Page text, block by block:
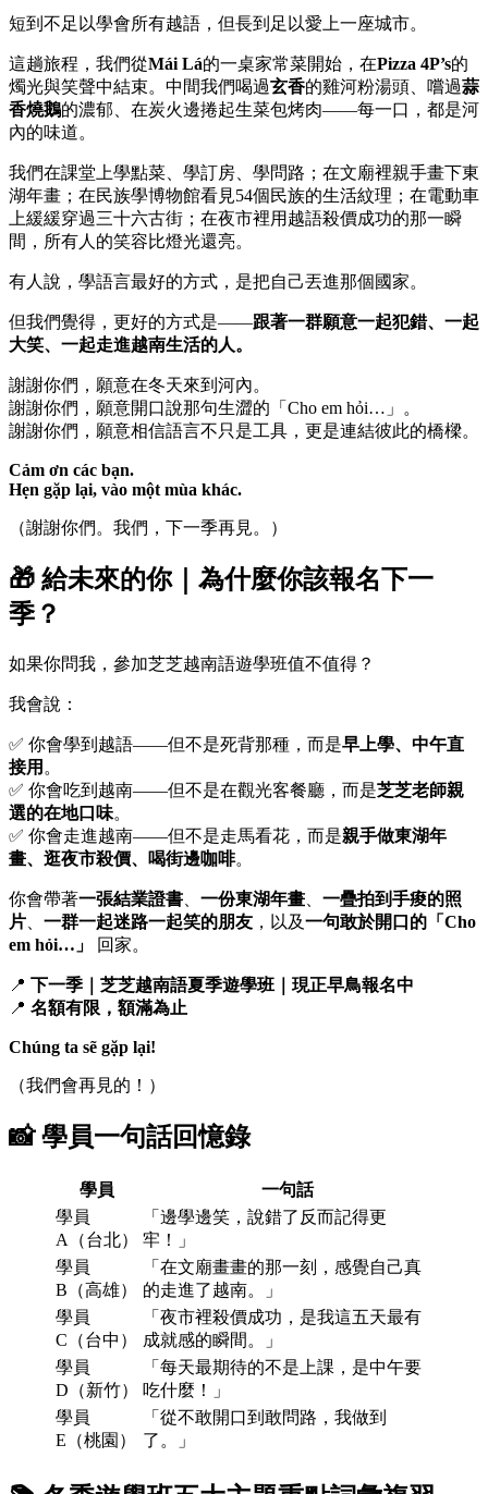
短到不足以學會所有越語，但長到足以愛上一座城市。
這趟旅程，我們從Mái Lá的一桌家常菜開始，在Pizza 4P’s的
燭光與笑聲中結束。中間我們喝過玄香的雞河粉湯頭、嚐過蒜
香燒鵝的濃郁、在炭火邊捲起生菜包烤肉——每一口，都是河
內的味道。
我們在課堂上學點菜、學訂房、學問路；在文廟裡親手畫下東
湖年畫；在民族學博物館看見54個民族的生活紋理；在電動車
上緩緩穿過三十六古街；在夜市裡用越語殺價成功的那一瞬
間，所有人的笑容比燈光還亮。
有人說，學語言最好的方式，是把自己丟進那個國家。
但我們覺得，更好的方式是——跟著一群願意一起犯錯、一起
大笑、一起走進越南生活的人。
謝謝你們，願意在冬天來到河內。
謝謝你們，願意開口說那句生澀的「Cho em hỏi…」。
謝謝你們，願意相信語言不只是工具，更是連結彼此的橋樑。
Cảm ơn các bạn.
Hẹn gặp lại, vào một mùa khác.
（謝謝你們。我們，下一季再見。）
🎁 給未來的你｜為什麼你該報名下一
季？
如果你問我，參加芝芝越南語遊學班值不值得？
我會說：
✅ 你會學到越語——但不是死背那種，而是早上學、中午直
接用 。
✅ 你會吃到越南——但不是在觀光客餐廳，而是芝芝老師親
選的在地口味。
✅ 你會走進越南——但不是走馬看花，而是親手做東湖年
畫、逛夜市殺價、喝街邊咖啡。
你會帶著一張結業證書 一份東湖年畫
一疊拍到手痠的照
片
一群一起迷路一起笑的朋友 ，以及一句敢於開口的「Cho
em hỏi…」
回家。
📍 下一季｜芝芝越南語夏季遊學班｜現正早鳥報名中
📍 名額有限，額滿為止
Chúng ta sẽ gặp lại!
（我們會再見的！）
📸學員一句話回憶錄
學員
一句話
學員
A（台北）
「邊學邊笑，說錯了反而記得更
牢！」
學員
B（高雄）
「在文廟畫畫的那一刻，感覺自己真
的走進了越南。」
學員
C（台中）
「夜市裡殺價成功，是我這五天最有
成就感的瞬間。」
學員
D（新竹）
「每天最期待的不是上課，是中午要
吃什麼！」
學員
E（桃園）
「從不敢開口到敢問路，我做到
了。」